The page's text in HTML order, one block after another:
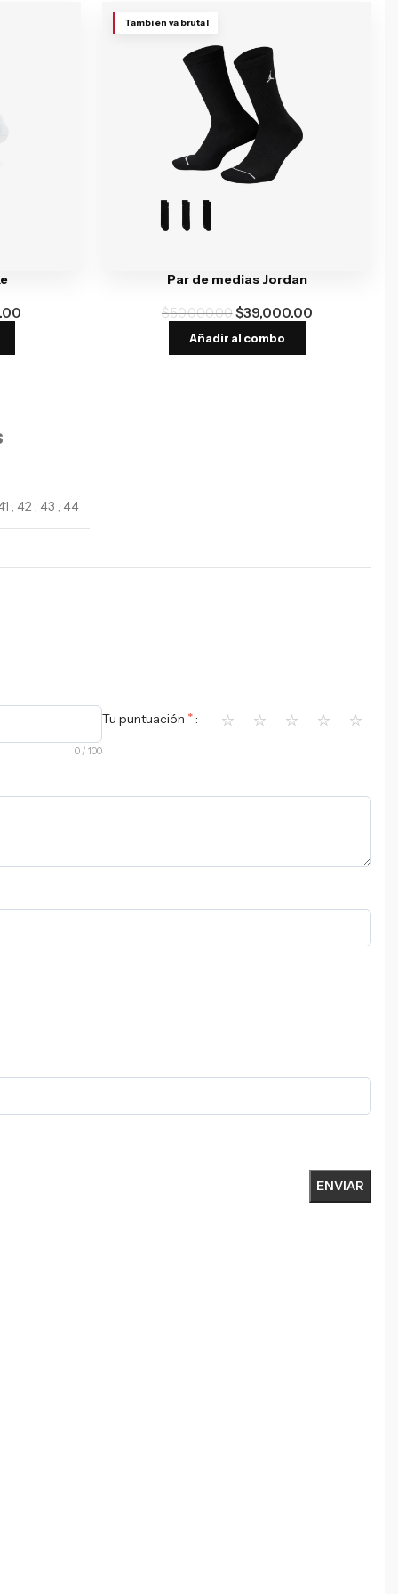
También va brutal
Par de medias Jordan
$50,000.00$39,000.00
Añadir al combo
, 42 , 43 , 44
0 / 100
Tu puntuación * ⭐ ⭐ ⭐ ⭐ ⭐